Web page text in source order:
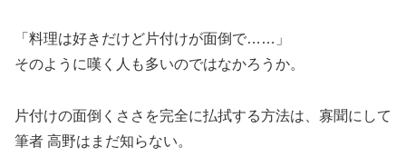
「料理は好きだけど片付けが面倒で……」
そのように嘆く人も多いのではなかろうか。
片付けの面倒くささを完全に払拭する方法は、寡聞にして
筆者 高野はまだ知らない。